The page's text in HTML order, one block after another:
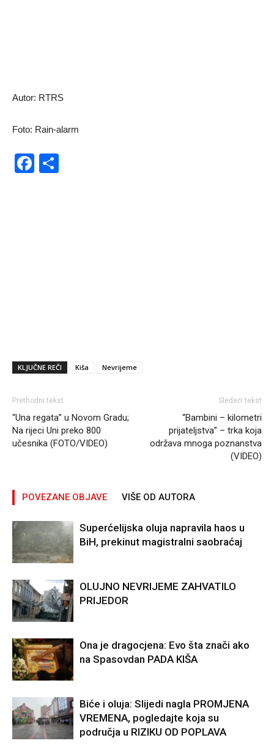
Autor: RTRS
Foto: Rain-alarm
Facebook
KLJUČNE REČI Kiša Nevrijeme
Prethodni tekst
“Una regata” u Novom Gradu;
Na rijeci Uni preko 800
učesnika (FOTO/VIDEO)
Sledeći tekst
“Bambini – kilometri
prijateljstva” – trka koja
održava mnoga poznanstva
(VIDEO)
POVEZANE OBJAVE VIŠE OD AUTORA
Superćelijska oluja napravila haos u
BiH, prekinut magistralni saobraćaj
OLUJNO NEVRIJEME ZAHVATILO
PRIJEDOR
Ona je dragocjena: Evo šta znači ako
na Spasovdan PADA KIŠA
Biće i oluja: Slijedi nagla PROMJENA
VREMENA, pogledajte koja su
područja u RIZIKU OD POPLAVA